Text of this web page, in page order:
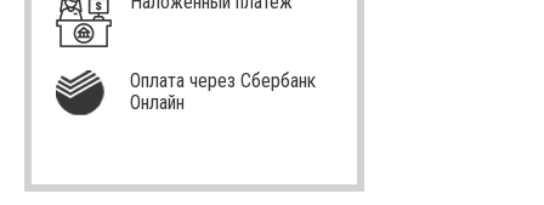
Оплата через Сбербанк
Онлайн